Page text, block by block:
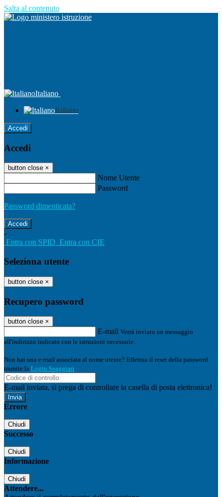
Salta al contenuto
Italiano
Italiano
Accedi
Accedi
button close ×
Nome Utente
Password
Password dimenticata?
-
Entra con SPID Entra con CIE
Seleziona utente
button close ×
Recupero password
button close ×
E-mail Verrà inviato un messaggio
all'indirizzo indicato con le istruzioni necessarie.
Non hai una e-mail associata al nome utente? Effettua il reset della password
tramite la Login Spaggiari
E-mail inviata, si prega di controllare la casella di posta elettronica!
Errore
Chiudi
Successo
Chiudi
Informazione
Chiudi
Attendere...